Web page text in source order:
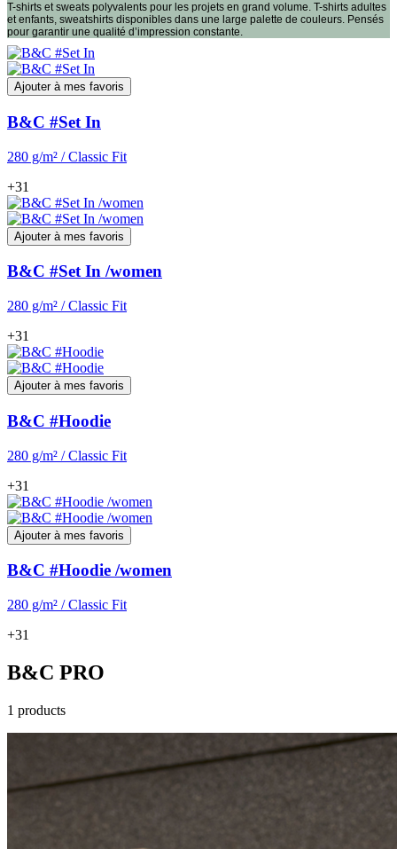
T-shirts et sweats polyvalents pour les projets en grand volume. T-shirts adultes
et enfants, sweatshirts disponibles dans une large palette de couleurs. Pensés
pour garantir une qualité d’impression constante.
Ajouter à mes favoris
B&C #Set In
280 g/m² / Classic Fit
+31
Ajouter à mes favoris
B&C #Set In /women
280 g/m² / Classic Fit
+31
Ajouter à mes favoris
B&C #Hoodie
280 g/m² / Classic Fit
+31
Ajouter à mes favoris
B&C #Hoodie /women
280 g/m² / Classic Fit
+31
B&C PRO
1 products